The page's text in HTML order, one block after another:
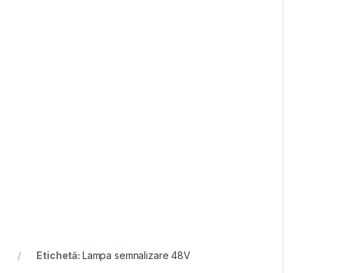
Etichetă: Lampa semnalizare 48V